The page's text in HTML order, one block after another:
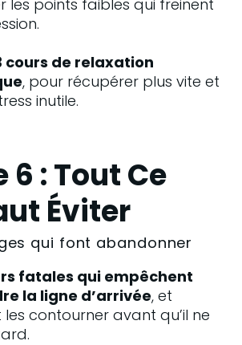
les points faibles qui freinent
cours de relaxation
, pour récupérer plus vite et
inutile.
6 : Tout Ce
Éviter
qui font abandonner
fatales qui empêchent
la ligne d’arrivée, et
contourner avant qu’il ne